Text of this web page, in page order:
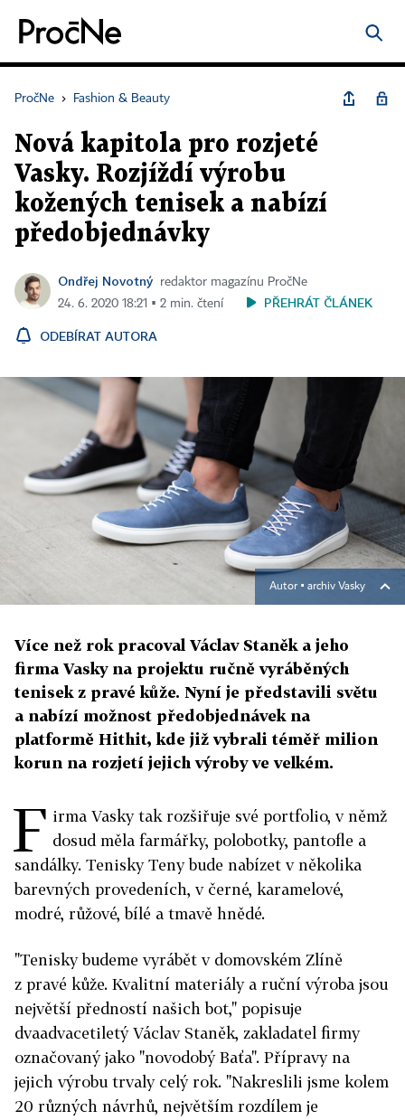
PročNe › Fashion & Beauty
Nová kapitola pro rozjeté
Vasky. Rozjíždí výrobu
kožených tenisek a nabízí
předobjednávky
Ondřej Novotný
redaktor magazínu PročNe
24. 6. 2020 18:21 ▪ 2 min. čtení
PŘEHRÁT ČLÁNEK
ODEBÍRAT AUTORA
Autor ▪ archiv Vasky
Více než rok pracoval Václav Staněk a jeho
firma Vasky na projektu ručně vyráběných
tenisek z pravé kůže. Nyní je představili světu
a nabízí možnost předobjednávek na
platformě Hithit, kde již vybrali téměř milion
korun na rozjetí jejich výroby ve velkém.
F irma Vasky tak rozšiřuje své portfolio, v němž
dosud měla farmářky, polobotky, pantofle a
sandálky. Tenisky Teny bude nabízet v několika
barevných provedeních, v černé, karamelové,
modré, růžové, bílé a tmavě hnědé.
"Tenisky budeme vyrábět v domovském Zlíně
z pravé kůže. Kvalitní materiály a ruční výroba jsou
největší předností našich bot," popisuje
dvaadvacetiletý Václav Staněk, zakladatel firmy
označovaný jako "novodobý Baťa". Přípravy na
jejich výrobu trvaly celý rok. "Nakreslili jsme kolem
20 různých návrhů, největším rozdílem je